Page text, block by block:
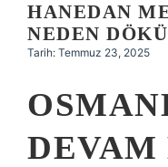
Hakkımızda
HANEDAN
NEDEN
Tarih: Temmuz 23, 2025
DEVAM